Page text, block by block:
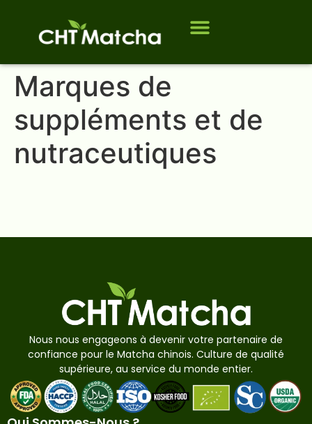
Marques de
suppléments et de
nutraceutiques
Nous nous engageons à devenir votre partenaire de
confiance pour le Matcha chinois. Culture de qualité
supérieure, au service du monde entier.